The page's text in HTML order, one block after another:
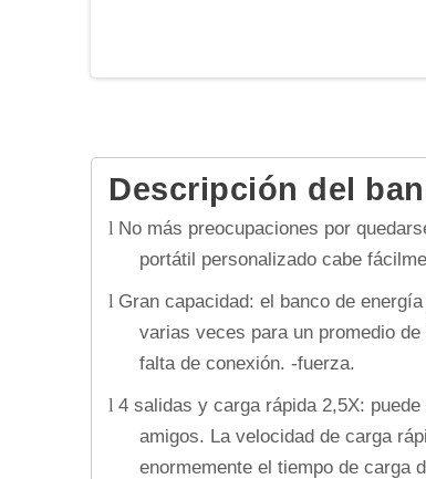
Descripción del
l No más preocupaciones por
portátil personalizado cabe
l Gran capacidad: el banco de
varias veces para un promedio
falta de conexión. -fuerza.
l 4 salidas y carga rápida 2,5X:
amigos. La velocidad de carga
enormemente el tiempo de carga